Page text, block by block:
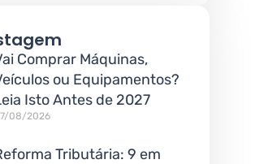
Comprar Máquinas,
ou Equipamentos?
Isto Antes de 2027
08/2026
Tributária: 9 em